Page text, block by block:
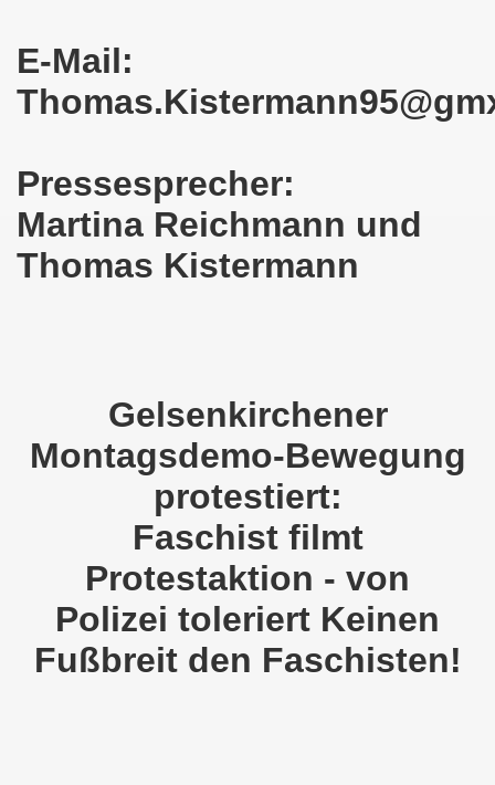
E-Mail:
Pressesprecher:
Martina Reichmann und
Thomas Kistermann
Gelsenkirchener
Montagsdemo-Bewegung
protestiert:
Faschist filmt
Protestaktion - von
Polizei toleriert Keinen
Fußbreit den Faschisten!
zeigt am 05.02.2024 Flagge um 17.30 Uhr
08.01.2024 der Diskriminierung und der
gestorben - Nachruf der Koordinierungsgruppe
Bewegung: Protest gegen Arbeitsplatzvernichtung
gegen Kundgebung und gegen Frank Oettler
und von Martina Reichmann: Gelungenes Fest
Bewegung - feier am 11.09.2023 um 17.30 Uhr auf
Bewegung als Korrespondenz veröffentlicht von
solidarisiert sich am 10.07.2023 mit Jan
am 10.07.2023 auf dem Heinrich-König-
Bewegung Gelsenkirchen sagt am 12.06.2023 „Nein“